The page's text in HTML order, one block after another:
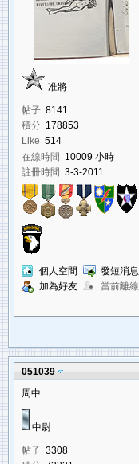
准將
帖子 8141
積分 178853
Like 514
在線時間 10009 小時
註冊時間 3-3-2011
個人空間
發短消息
加為好友
當前離線
051039
周中
中尉
帖子 3308